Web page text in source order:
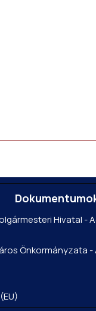
Hivatal -
Önkormányzata -